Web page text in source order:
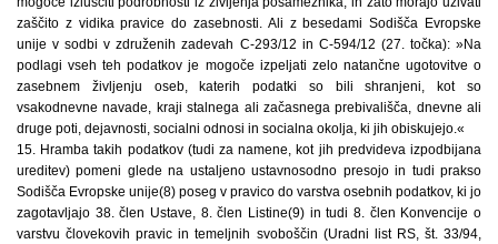
zaščito z vidika pravice do zasebnosti. Ali z besedami Sodišča Evropske
unije v sodbi v združenih zadevah C-293/12 in C-594/12 (27. točka): »Na
podlagi vseh teh podatkov je mogoče izpeljati zelo natančne ugotovitve o
zasebnem življenju oseb, katerih podatki so bili shranjeni, kot so
vsakodnevne navade, kraji stalnega ali začasnega prebivališča, dnevne ali
druge poti, dejavnosti, socialni odnosi in socialna okolja, ki jih obiskujejo.«
15. Hramba takih podatkov (tudi za namene, kot jih predvideva izpodbijana
ureditev) pomeni glede na ustaljeno ustavnosodno presojo in tudi prakso
Sodišča Evropske unije(8) poseg v pravico do varstva osebnih podatkov, ki jo
zagotavljajo 38. člen Ustave, 8. člen Listine(9) in tudi 8. člen Konvencije o
varstvu človekovih pravic in temeljnih svoboščin (Uradni list RS, št. 33/94,